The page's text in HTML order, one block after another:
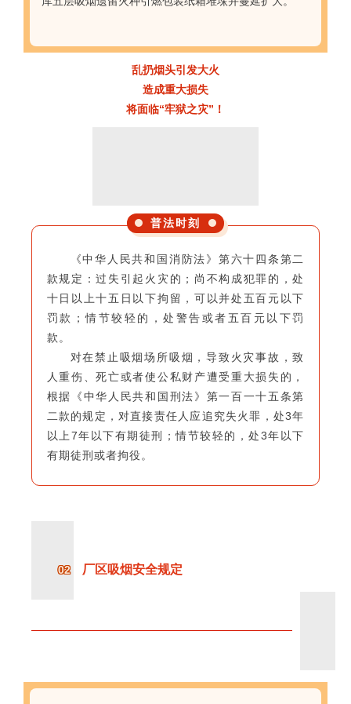
乱扔烟头引发大火
造成重大损失
将面临“牢狱之灾”！
普法时刻
《中华人民共和国消防法》第六十四条第二
款规定：过失引起火灾的；尚不构成犯罪的，处
十日以上十五日以下拘留，可以并处五百元以下
罚款；情节较轻的，处警告或者五百元以下罚
款。
对在禁止吸烟场所吸烟，导致火灾事故，致
人重伤、死亡或者使公私财产遭受重大损失的，
根据《中华人民共和国刑法》第一百一十五条第
二款的规定，对直接责任人应追究失火罪，处3年
以上7年以下有期徒刑；情节较轻的，处3年以下
有期徒刑或者拘役。
02 厂区吸烟安全规定